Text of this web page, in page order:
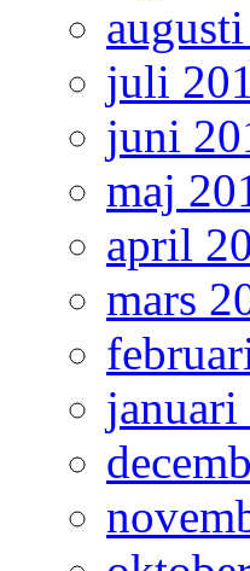
juli
juni
maj
april
mars
januari